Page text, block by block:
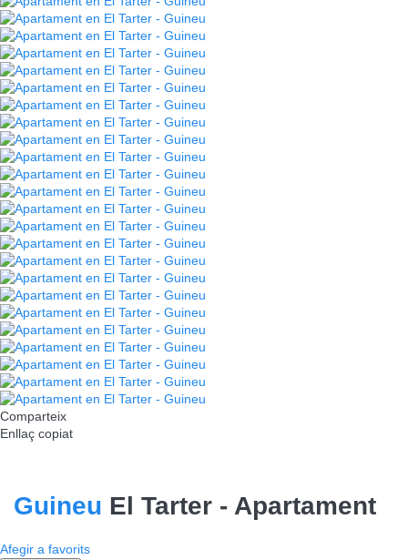
Comparteix
Enllaç copiat
Guineu El Tarter - Apartament
Afegir a favorits